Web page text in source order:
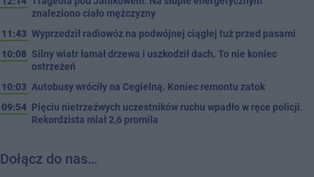
znaleziono ciało mężczyzny
11:43 Wyprzedził radiowóz na podwójnej ciągłej tuż przed pasami
10:08 Silny wiatr łamał drzewa i uszkodził dach. To nie koniec
ostrzeżeń
10:03 Autobusy wróciły na Cegielną. Koniec remontu zatok
09:54 Pięciu nietrzeźwych uczestników ruchu wpadło w ręce policji.
Rekordzista miał 2,6 promila
Dołącz do nas…